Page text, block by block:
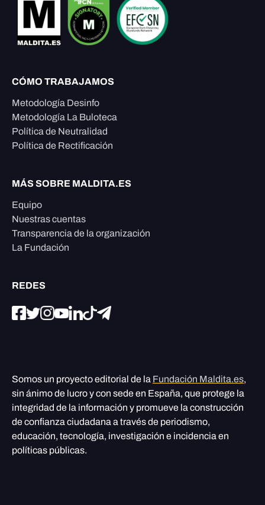
CÓMO TRABAJAMOS
Metodología Desinfo
Metodología La Buloteca
Política de Neutralidad
Política de Rectificación
MÁS SOBRE MALDITA.ES
Equipo
Nuestras cuentas
Transparencia de la organización
La Fundación
REDES
Somos un proyecto editorial de la Fundación Maldita.es,
sin ánimo de lucro y con sede en España, que protege la
integridad de la información y promueve la construcción
de confianza ciudadana a través de periodismo,
educación, tecnología, investigación e incidencia en
políticas públicas.